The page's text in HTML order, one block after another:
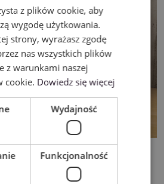
POLISH
z plików cookie, aby
wygodę użytkowania.
strony, wyrażasz zgodę
nas wszystkich plików
z warunkami naszej
cookie. Dowiedz się więcej
Wydajność
Funkcjonalność